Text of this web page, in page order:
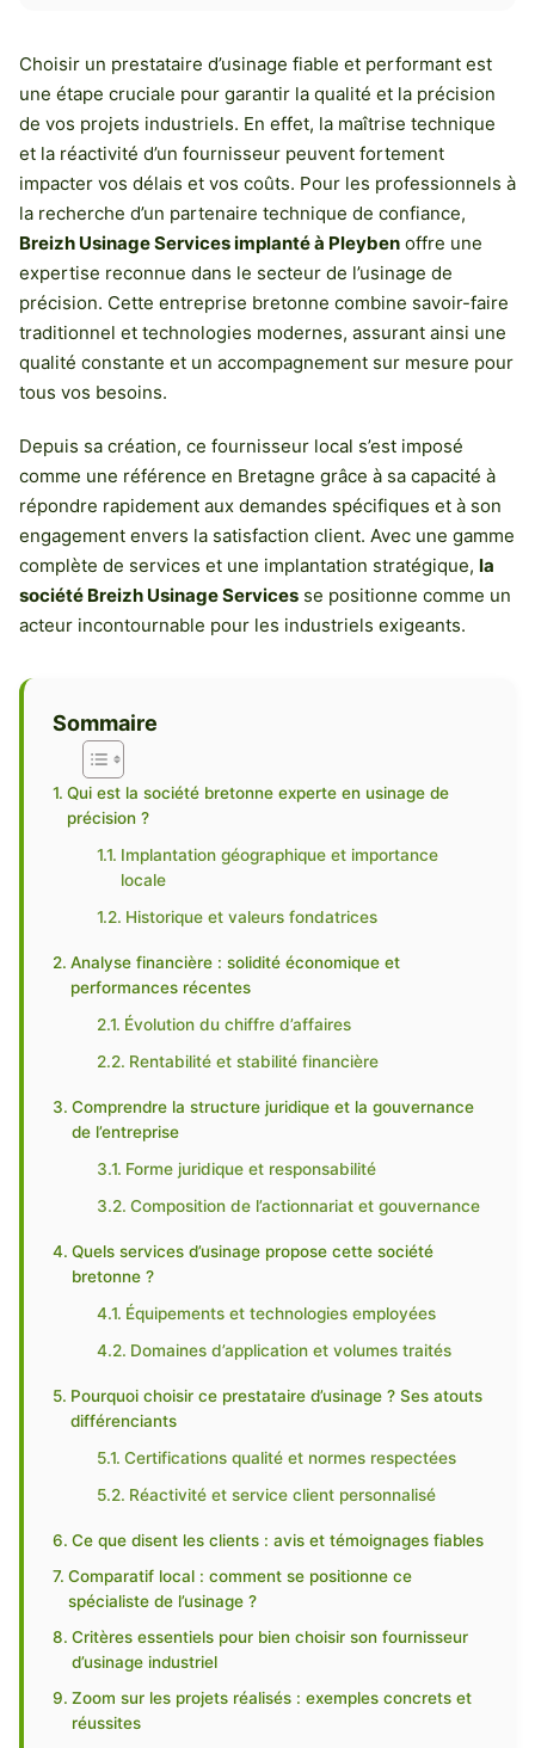
Choisir un prestataire d’usinage fiable et performant est
une étape cruciale pour garantir la qualité et la précision
de vos projets industriels. En effet, la maîtrise technique
et la réactivité d’un fournisseur peuvent fortement
impacter vos délais et vos coûts. Pour les professionnels à
la recherche d’un partenaire technique de confiance,
Breizh Usinage Services implanté à Pleyben offre une
expertise reconnue dans le secteur de l’usinage de
précision. Cette entreprise bretonne combine savoir-faire
traditionnel et technologies modernes, assurant ainsi une
qualité constante et un accompagnement sur mesure pour
tous vos besoins.
Depuis sa création, ce fournisseur local s’est imposé
comme une référence en Bretagne grâce à sa capacité à
répondre rapidement aux demandes spécifiques et à son
engagement envers la satisfaction client. Avec une gamme
complète de services et une implantation stratégique, la
société Breizh Usinage Services se positionne comme un
acteur incontournable pour les industriels exigeants.
Sommaire
Qui est la société bretonne experte en usinage de
précision ?
Implantation géographique et importance
locale
Historique et valeurs fondatrices
Analyse financière : solidité économique et
performances récentes
Évolution du chiffre d’affaires
Rentabilité et stabilité financière
Comprendre la structure juridique et la gouvernance
de l’entreprise
Forme juridique et responsabilité
Composition de l’actionnariat et gouvernance
Quels services d’usinage propose cette société
bretonne ?
Équipements et technologies employées
Domaines d’application et volumes traités
Pourquoi choisir ce prestataire d’usinage ? Ses atouts
différenciants
Certifications qualité et normes respectées
Réactivité et service client personnalisé
Ce que disent les clients : avis et témoignages fiables
Comparatif local : comment se positionne ce
spécialiste de l’usinage ?
Critères essentiels pour bien choisir son fournisseur
d’usinage industriel
Zoom sur les projets réalisés : exemples concrets et
réussites